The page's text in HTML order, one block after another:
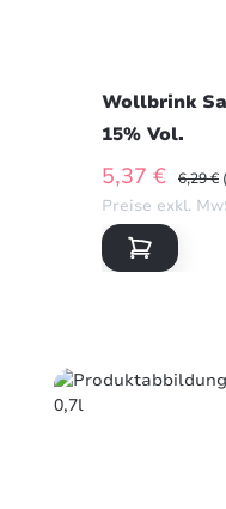
Wollbrink
15% Vol.
5,37 € 6,29 €
Preise exkl.